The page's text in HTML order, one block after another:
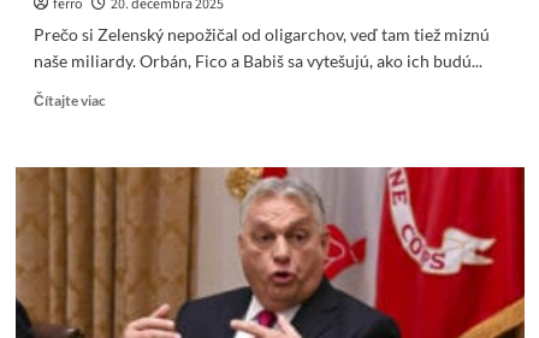
ferro
20. decembra 2025
Prečo si Zelenský nepožičal od oligarchov, veď tam tiež miznú
naše miliardy. Orbán, Fico a Babiš sa vytešujú, ako ich budú...
Čítajte viacRead
Prečo
nepožičal
oligarchov,
tam